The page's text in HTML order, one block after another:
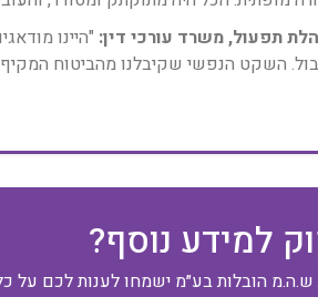
תפעול, משרד עורכי דין: "היינו
השקט הנפשי שקיבלנו מהביטוח
למידע נוסף?
ש.ה.מ הובלות בע״מ ישמחו לענות לכם על